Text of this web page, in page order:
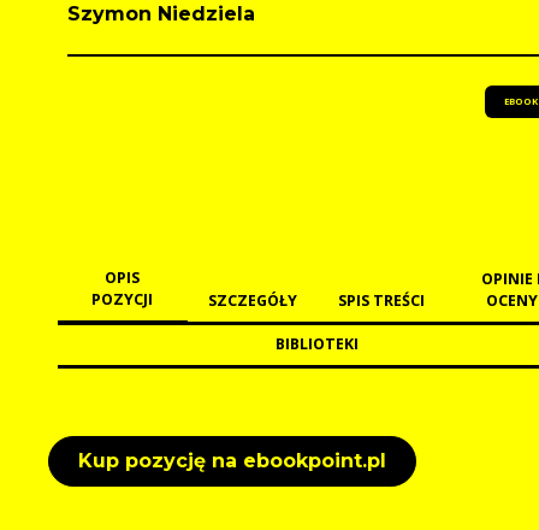
Szymon Niedziela
EBOOK
OPIS
POZYCJI
SZCZEGÓŁY SPIS TREŚCI
OPINIE
OCENY
BIBLIOTEKI
Kup pozycję na ebookpoint.pl